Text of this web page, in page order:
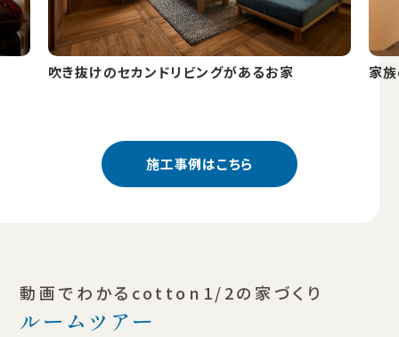
家族の暮らしを“つなぐ”家 休
施工事例はこちら
動画でわかるcotton1/2の家づくり
ルームツアー